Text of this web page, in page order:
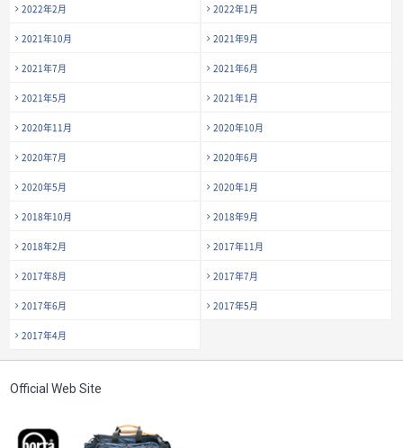
2022年2月 2022年1月
2021年10月 2021年9月
2021年7月 2021年6月
2021年5月 2021年1月
2020年11月 2020年10月
2020年7月 2020年6月
2020年5月 2020年1月
2018年10月 2018年9月
2018年2月 2017年11月
2017年8月 2017年7月
2017年6月 2017年5月
2017年4月
Official Web Site